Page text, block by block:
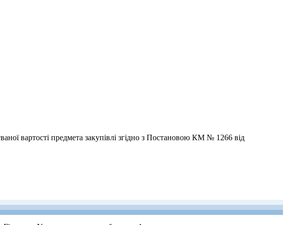
вартості предмета закупівлі згідно з Постановою КМ № 1266 від